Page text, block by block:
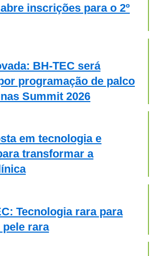
inscrições para o 2º
BH-TEC será
programação de palco
Summit 2026
em tecnologia e
transformar a
Tecnologia rara para
rara